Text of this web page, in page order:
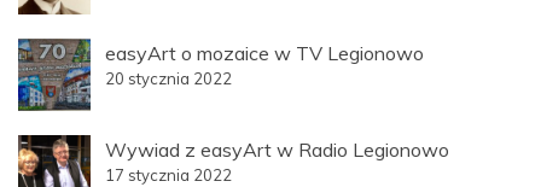
easyArt o mozaice w TV Legionowo
20 stycznia 2022
Wywiad z easyArt w Radio Legionowo
17 stycznia 2022